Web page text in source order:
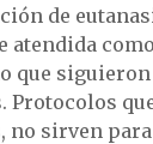
de
atendida
que
no sirven para